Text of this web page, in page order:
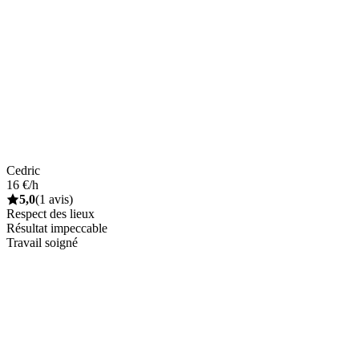
Cedric
16 €/h
5,0(1 avis)
Respect des lieux
Résultat impeccable
Travail soigné